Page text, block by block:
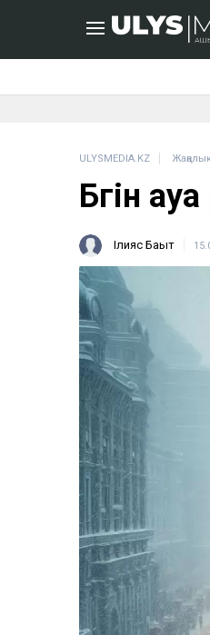
ULYSMEDIA.KZ
Бүгін
Ілияс Бақыт